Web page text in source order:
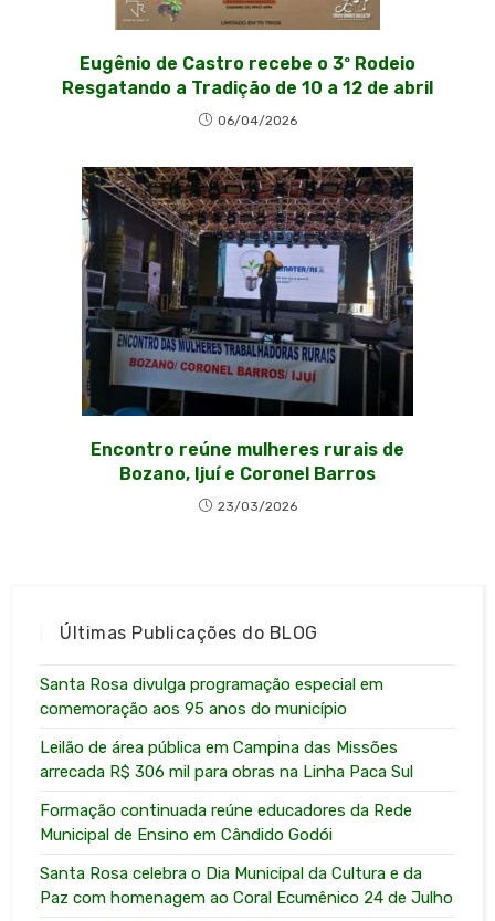
Eugênio de Castro recebe o 3º Rodeio
Resgatando a Tradição de 10 a 12 de abril
06/04/2026
Encontro reúne mulheres rurais de
Bozano, Ijuí e Coronel Barros
23/03/2026
Últimas Publicações do BLOG
Santa Rosa divulga programação especial em
comemoração aos 95 anos do município
Leilão de área pública em Campina das Missões
arrecada R$ 306 mil para obras na Linha Paca Sul
Formação continuada reúne educadores da Rede
Municipal de Ensino em Cândido Godói
Santa Rosa celebra o Dia Municipal da Cultura e da
Paz com homenagem ao Coral Ecumênico 24 de Julho